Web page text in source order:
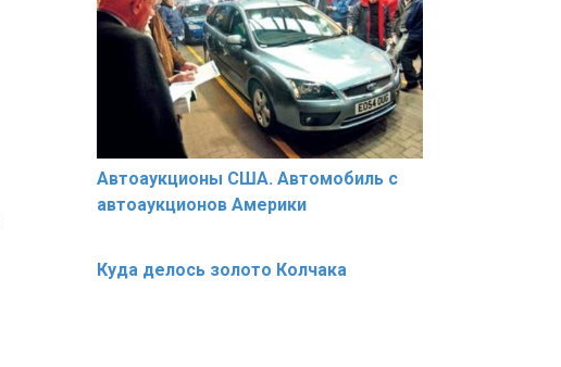
Автоаукционы США. Автомобиль с
автоаукционов Америки
Куда делось золото Колчака